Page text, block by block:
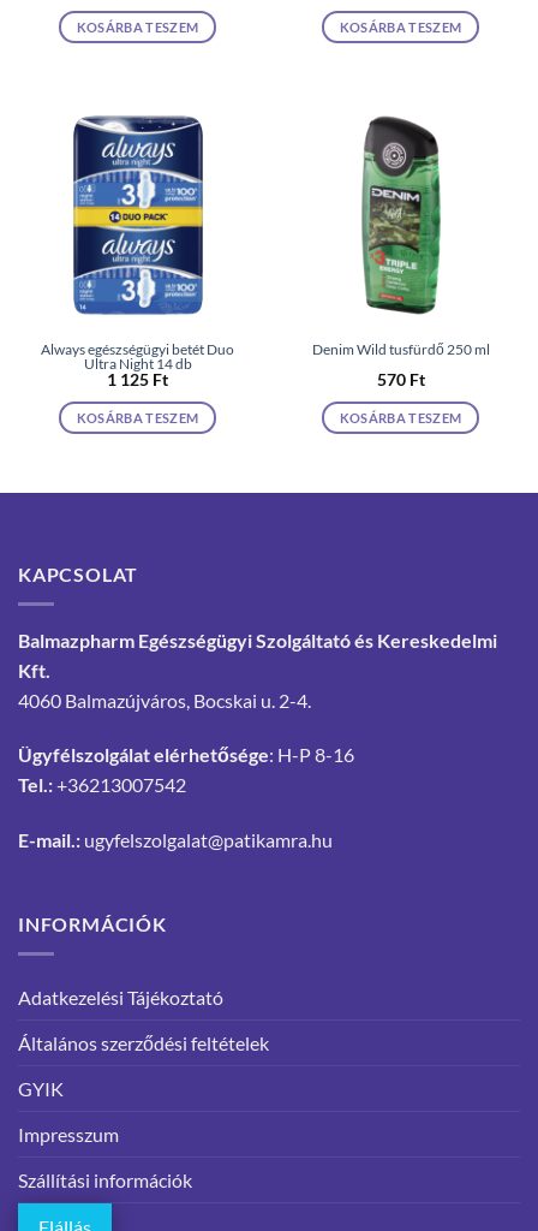
KOSÁRBA TESZEM KOSÁRBA TESZEM
Always egészségügyi betét Duo
Ultra Night 14 db
1 125 Ft
KOSÁRBA TESZEM
Denim Wild tusfürdő 250 ml
570 Ft
KOSÁRBA TESZEM
KAPCSOLAT
Balmazpharm Egészségügyi Szolgáltató és Kereskedelmi
Kft.
4060 Balmazújváros, Bocskai u. 2-4.
Ügyfélszolgálat elérhetősége: H-P 8-16
Tel.:+36213007542
E-mail.: ugyfelszolgalat@patikamra.hu
INFORMÁCIÓK
Adatkezelési Tájékoztató
Általános szerződési feltételek
GYIK
Impresszum
Szállítási információk